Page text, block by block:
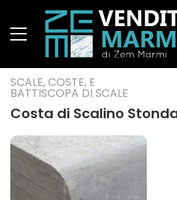
SCALE, COSTE, E
BATTISCOPA DI SCALE
Costa di Scalino